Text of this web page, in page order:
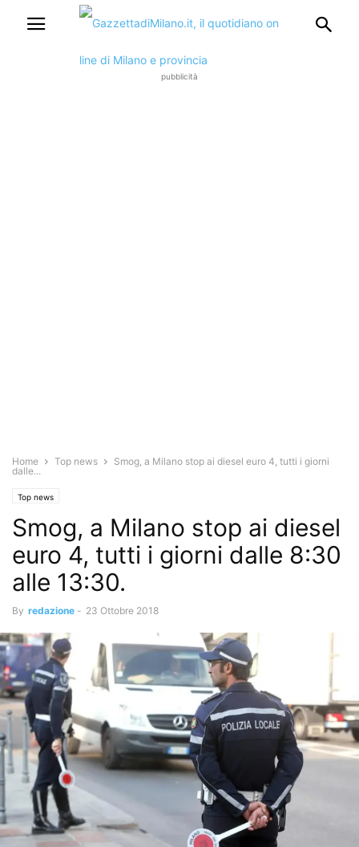
pubblicità
Home Top news
Smog, a Milano stop ai diesel euro 4, tutti i giorni
dalle...
Top news
Smog, a Milano stop ai diesel
euro 4, tutti i giorni dalle 8:30
alle 13:30.
By redazione - 23 Ottobre 2018